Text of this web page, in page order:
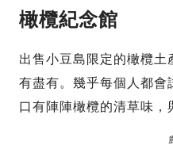
橄欖紀念館
出售小豆島限定的橄欖
有盡有。幾乎每個人都會
口有陣陣橄欖的清草味，